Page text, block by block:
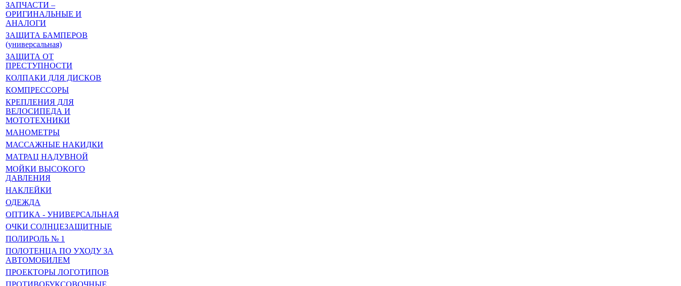
ЗАПЧАСТИ –
ОРИГИНАЛЬНЫЕ И
АНАЛОГИ
ЗАЩИТА БАМПЕРОВ
(универсальная)
ЗАЩИТА ОТ
ПРЕСТУПНОСТИ
КОЛПАКИ ДЛЯ ДИСКОВ
КОМПРЕССОРЫ
КРЕПЛЕНИЯ ДЛЯ
ВЕЛОСИПЕДА И
МОТОТЕХНИКИ
МАНОМЕТРЫ
МАССАЖНЫЕ НАКИДКИ
МАТРАЦ НАДУВНОЙ
МОЙКИ ВЫСОКОГО
ДАВЛЕНИЯ
НАКЛЕЙКИ
ОДЕЖДА
ОПТИКА - УНИВЕРСАЛЬНАЯ
ОЧКИ СОЛНЦЕЗАЩИТНЫЕ
ПОЛИРОЛЬ № 1
ПОЛОТЕНЦА ПО УХОДУ ЗА
АВТОМОБИЛЕМ
ПРОЕКТОРЫ ЛОГОТИПОВ
ПРОТИВОБУКСОВОЧНЫЕ